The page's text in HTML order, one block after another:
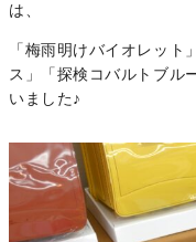
は、
「梅雨明けバイオレット
ス」「探検コバルトブル
いました♪